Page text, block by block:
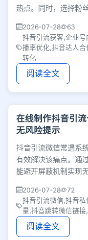
热点。同时，选择粉
2026-07-28
63
抖音引流获客,企业
播率优化,抖音达人
转化
阅读全文
在线制作抖音引
无风险提示
抖音引流微信常遇系
有效解决该痛点。通
能避开屏蔽机制实现
2026-07-28
72
抖音引流微信,抖音
量,抖音跳转微信链
阅读全文